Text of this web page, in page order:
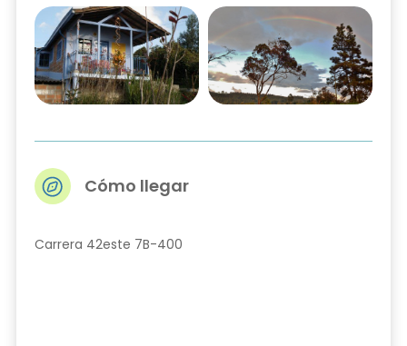
Cómo llegar
Carrera 42este 7B-400